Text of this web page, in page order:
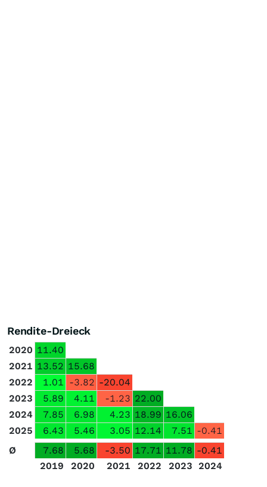
Rendite-Dreieck
2020 11.40
2021 13.52 15.68
2022
1.01 -3.82 -20.04
2023
5.89 4.11 -1.23 22.00
2024
7.85 6.98 4.23 18.99 16.06
2025
6.43 5.46 3.05 12.14 7.51 -0.41
Ø
7.68 5.68 -3.50 17.71 11.78 -0.41
2019
2020 2021 2022 2023 2024